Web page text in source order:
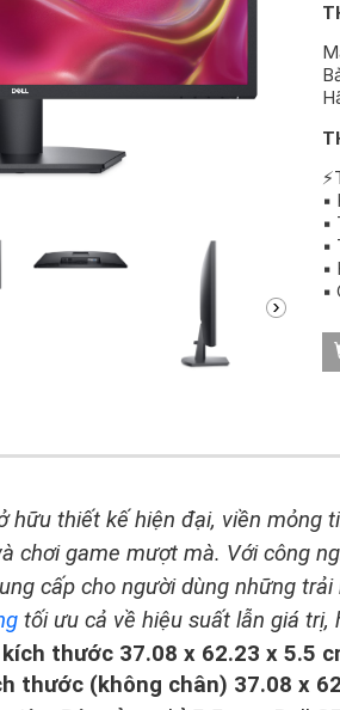
▪️
▪️
▪️
▪️
▪️
hữu thiết kế hiện đại, viền
chơi game mượt mà. Với công
cấp cho người dùng những
tối ưu cả về hiệu suất lẫn giá trị,
kích thước 37.08 x 62.23 x 5.5
thước (không chân) 37.08 x